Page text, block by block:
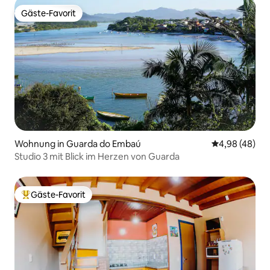
Gäste-Favorit
Gäste-Favorit
Wohnung in Guarda do Embaú
4,98 (48)
Studio 3 mit Blick im Herzen von Guarda
Beliebter Gäste-Favorit.
Gäste-Favorit